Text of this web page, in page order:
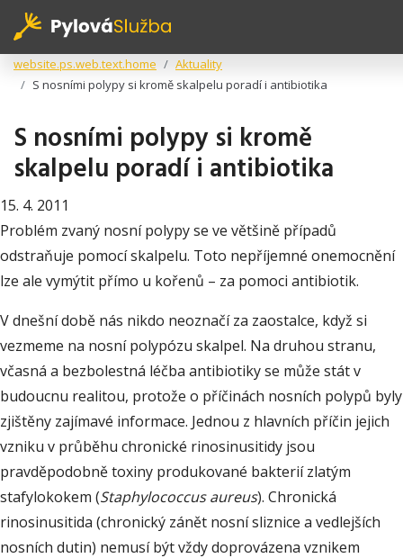
website.ps.web.text.home
Aktuality
S nosními polypy si kromě skalpelu poradí i antibiotika
S nosními polypy si kromě
skalpelu poradí i antibiotika
15. 4. 2011
Problém zvaný nosní polypy se ve většině případů
odstraňuje pomocí skalpelu. Toto nepříjemné onemocnění
lze ale vymýtit přímo u kořenů – za pomoci antibiotik.
V dnešní době nás nikdo neoznačí za zaostalce, když si
vezmeme na nosní polypózu skalpel. Na druhou stranu,
včasná a bezbolestná léčba antibiotiky se může stát v
budoucnu realitou, protože o příčinách nosních polypů byly
zjištěny zajímavé informace. Jednou z hlavních příčin jejich
vzniku v průběhu chronické rinosinusitidy jsou
pravděpodobně toxiny produkované bakterií zlatým
stafylokokem (Staphylococcus aureus). Chronická
rinosinusitida (chronický zánět nosní sliznice a vedlejších
nosních dutin) nemusí být vždy doprovázena vznikem